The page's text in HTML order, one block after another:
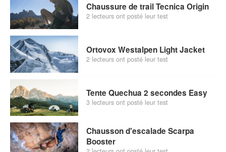
Chaussure de trail Tecnica Origin
2 lecteurs ont posté leur test
Ortovox Westalpen Light Jacket
2 lecteurs ont posté leur test
Tente Quechua 2 secondes Easy
3 lecteurs ont posté leur test
Chausson d'escalade Scarpa
Booster